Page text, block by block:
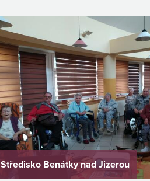
Středisko Benátky nad Jizerou